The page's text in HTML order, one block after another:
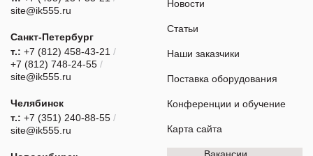
site@ik555.ru
Санкт-Петербург
т.: +7 (812) 458-43-21 /
+7 (812) 748-24-55 /
site@ik555.ru
Челябинск
т.: +7 (351) 240-88-55 /
site@ik555.ru
Новости
Статьи
Наши заказчики
Поставка оборудования
Конференции и обучение
Карта сайта
Вакансии